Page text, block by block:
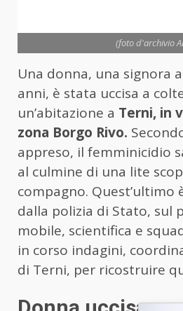
(foto d'archivio
Una donna, una signora
anni, è stata uccisa a
un’abitazione a Terni, in
zona Borgo Rivo.
appreso, il femminicidio
al culmine di una lite
compagno.
dalla polizia di Stato, sul
mobile, scientifica e
in corso indagini,
di Terni, per ricostruire